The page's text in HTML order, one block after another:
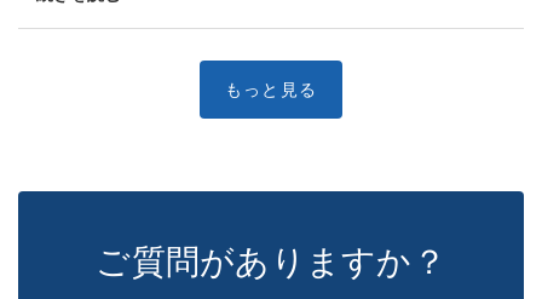
ご質問がありますか？